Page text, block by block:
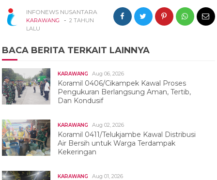
INFONEWS NUSANTARA
KARAWANG - 2 TAHUN
LALU
BACA BERITA TERKAIT LAINNYA
KARAWANG Aug 06, 2026
Koramil 0406/Cikampek Kawal Proses
Pengukuran Berlangsung Aman, Tertib,
Dan Kondusif
KARAWANG Aug 02, 2026
Koramil 0411/Telukjambe Kawal Distribusi
Air Bersih untuk Warga Terdampak
Kekeringan
KARAWANG Aug 01, 2026